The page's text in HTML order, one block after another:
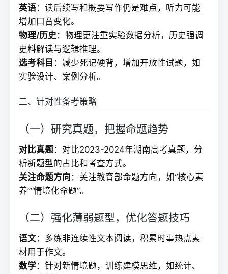
英语：读后续写和概要写作仍是难点，听力可能
增加口音变化。
物理/历史 ：物理更注重实验数据分析，历史强调
史料解读与逻辑推理。
选考科目 ：减少死记硬背，增加开放性试题，如
实验设计、案例分析。
二、针对性备考策略
（一）研究真题，把握命题趋势
对比真题：对比2023-2024年湖南高考真题，分
析新题型的占比和考查方式。
关注命题方向 ：关注教育部命题方向，如“核心素
养”“情境化命题”。
（二）强化薄弱题型，优化答题技巧
语文：多练非连续性文本阅读，积累时事热点素
材用于作文。
数学：针对新情境题，训练建模思维，如统计、